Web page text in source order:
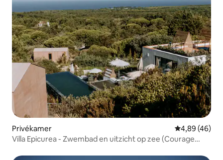
Privékamer Gemiddelde
4,89 (46)
Villa Epicurea - Zwembad en uitzicht op zee (Courage